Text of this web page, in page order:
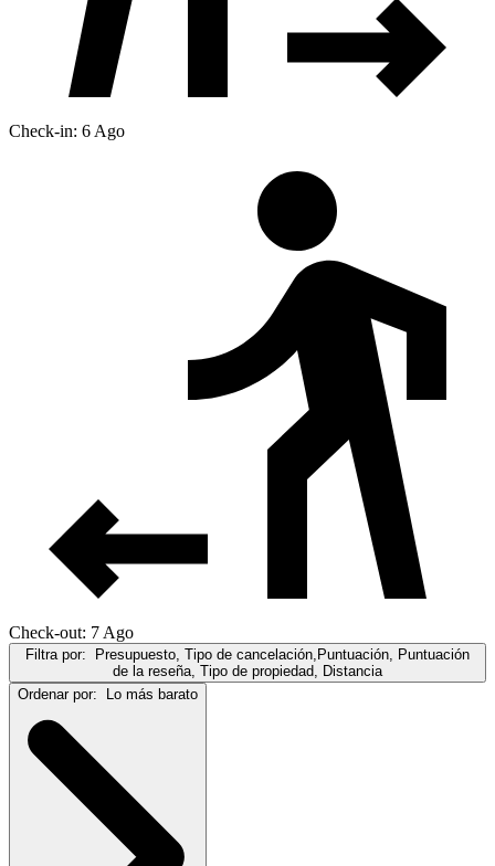
Check-in: 6 Ago
Check-out: 7 Ago
Filtra por:
Presupuesto, Tipo de cancelación,Puntuación, Puntuación
de la reseña, Tipo de propiedad, Distancia
Ordenar por:
Lo más barato